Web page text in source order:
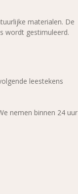
materialen. De
wordt gestimuleerd.
leestekens
nemen binnen 24 uur